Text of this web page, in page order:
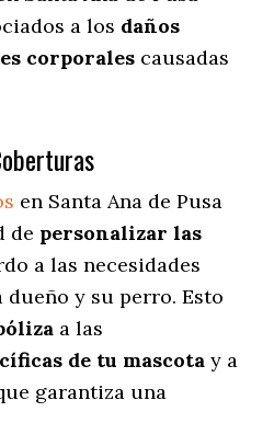
a los daños
corporales causadas
en Santa Ana de Pusa
de personalizar las
a las necesidades
y su perro. Esto
a las
de tu mascota y a
garantiza una